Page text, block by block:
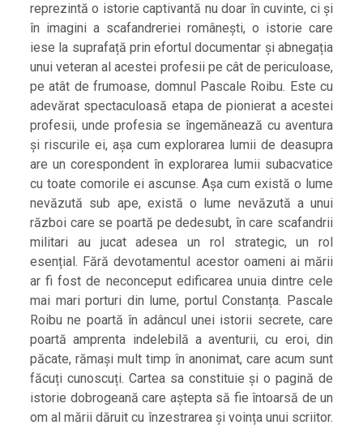
reprezintă o istorie captivantă nu doar în cuvinte, ci și
în imagini a scafandreriei românești, o istorie care
iese la suprafață prin efortul documentar și abnegația
unui veteran al acestei profesii pe cât de periculoase,
pe atât de frumoase, domnul Pascale Roibu. Este cu
adevărat spectaculoasă etapa de pionierat a acestei
profesii, unde profesia se îngemănează cu aventura
și riscurile ei, așa cum explorarea lumii de deasupra
are un corespondent în explorarea lumii subacvatice
cu toate comorile ei ascunse. Așa cum există o lume
nevăzută sub ape, există o lume nevăzută a unui
război care se poartă pe dedesubt, în care scafandrii
militari au jucat adesea un rol strategic, un rol
esențial. Fără devotamentul acestor oameni ai mării
ar fi fost de neconceput edificarea unuia dintre cele
mai mari porturi din lume, portul Constanța. Pascale
Roibu ne poartă în adâncul unei istorii secrete, care
poartă amprenta indelebilă a aventurii, cu eroi, din
păcate, rămași mult timp în anonimat, care acum sunt
făcuți cunoscuți. Cartea sa constituie și o pagină de
istorie dobrogeană care aștepta să fie întoarsă de un
om al mării dăruit cu înzestrarea și voința unui scriitor.